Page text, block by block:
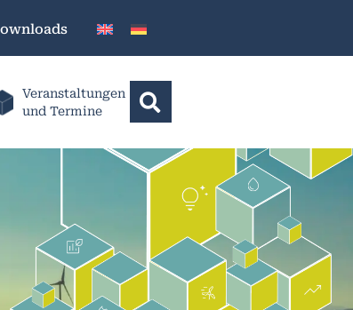
Veranstaltungen
und Termine